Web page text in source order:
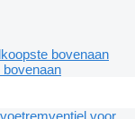
bovenaan